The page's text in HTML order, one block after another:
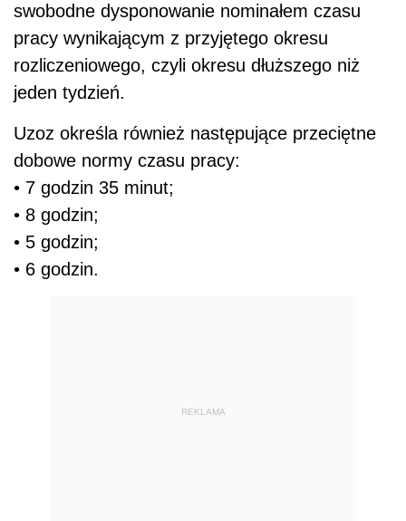
swobodne dysponowanie nominałem czasu
pracy wynikającym z przyjętego okresu
rozliczeniowego, czyli okresu dłuższego niż
jeden tydzień.
Uzoz określa również następujące przeciętne
dobowe normy czasu pracy:
• 7 godzin 35 minut;
• 8 godzin;
• 5 godzin;
• 6 godzin.
REKLAMA